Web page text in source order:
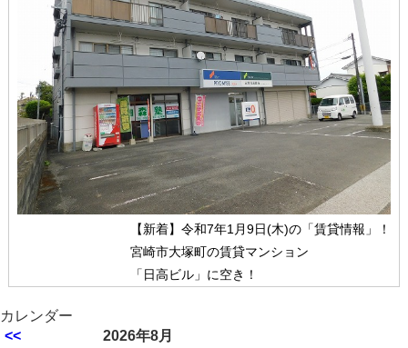
【新着】令和7年1月9日(木)の「賃貸情報」！
宮崎市大塚町の賃貸マンション
「日高ビル」に空き！
カレンダー
<<
2026年8月